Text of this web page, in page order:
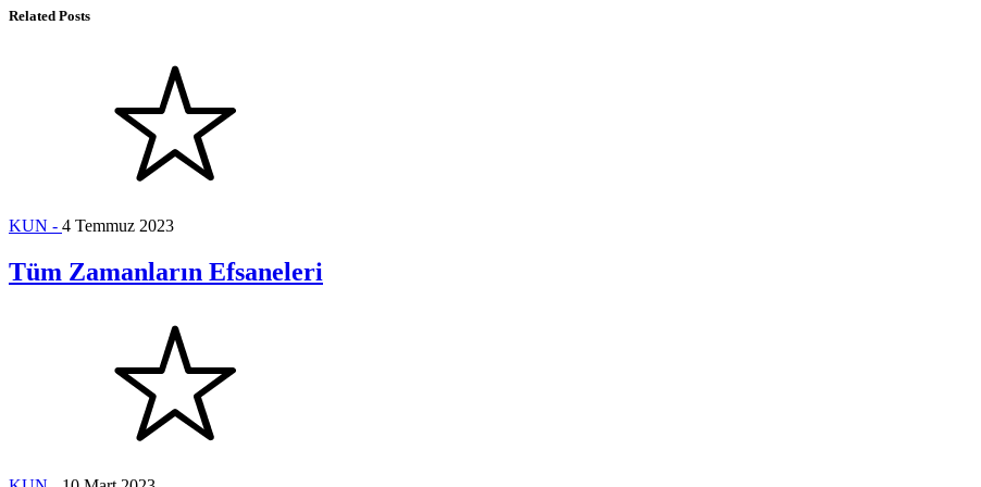
Related Posts
KUN - 4 Temmuz 2023
Tüm Zamanların Efsaneleri